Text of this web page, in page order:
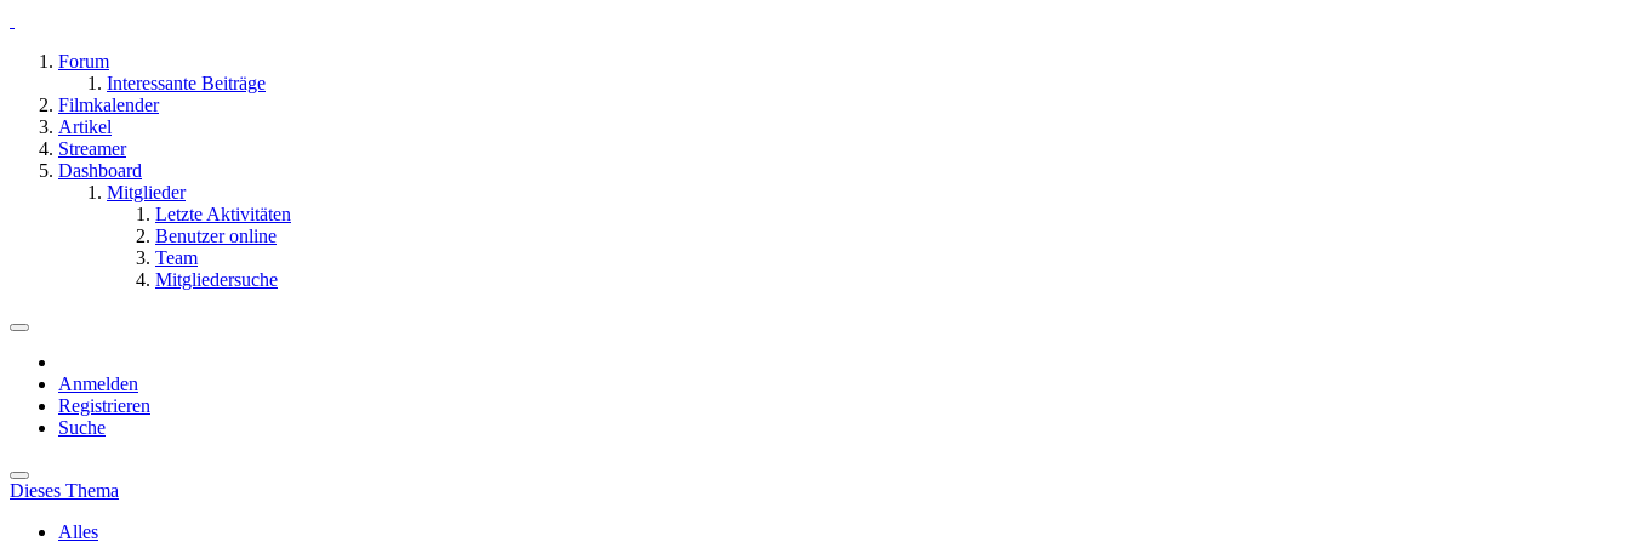
Forum
Interessante Beiträge
Filmkalender
Artikel
Streamer
Dashboard
Mitglieder
Letzte Aktivitäten
Benutzer online
Team
Mitgliedersuche
Anmelden
Registrieren
Suche
Dieses Thema
Alles